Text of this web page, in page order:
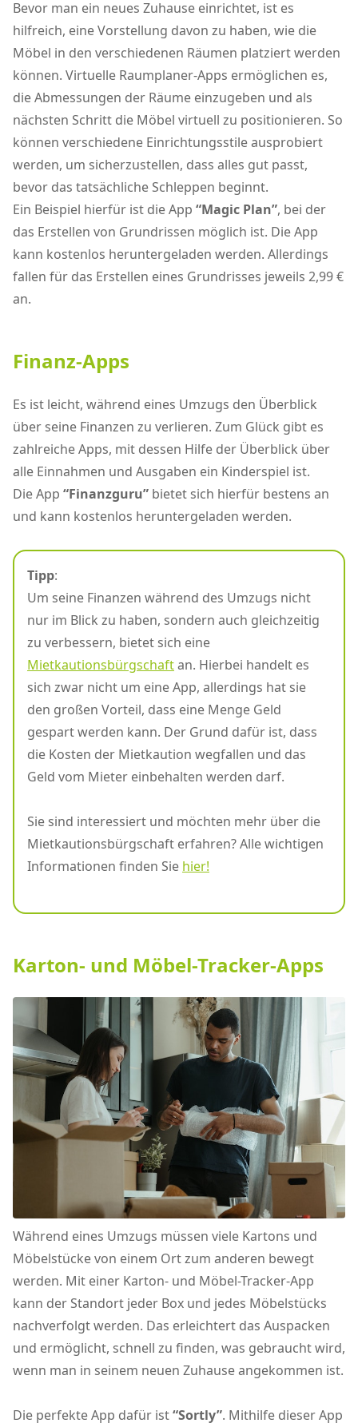
Bevor man ein neues Zuhause einrichtet, ist es
hilfreich, eine Vorstellung davon zu haben, wie die
Möbel in den verschiedenen Räumen platziert werden
können. Virtuelle Raumplaner-Apps ermöglichen es,
die Abmessungen der Räume einzugeben und als
nächsten Schritt die Möbel virtuell zu positionieren. So
können verschiedene Einrichtungsstile ausprobiert
werden, um sicherzustellen, dass alles gut passt,
bevor das tatsächliche Schleppen beginnt.
Ein Beispiel hierfür ist die App “Magic Plan”, bei der
das Erstellen von Grundrissen möglich ist. Die App
kann kostenlos heruntergeladen werden. Allerdings
fallen für das Erstellen eines Grundrisses jeweils 2,99 €
an.
Finanz-Apps
Es ist leicht, während eines Umzugs den Überblick
über seine Finanzen zu verlieren. Zum Glück gibt es
zahlreiche Apps, mit dessen Hilfe der Überblick über
alle Einnahmen und Ausgaben ein Kinderspiel ist.
Die App “Finanzguru” bietet sich hierfür bestens an
und kann kostenlos heruntergeladen werden.
Tipp:
Um seine Finanzen während des Umzugs nicht
nur im Blick zu haben, sondern auch gleichzeitig
zu verbessern, bietet sich eine
Mietkautionsbürgschaftan. Hierbei handelt es
sich zwar nicht um eine App, allerdings hat sie
den großen Vorteil, dass eine Menge Geld
gespart werden kann. Der Grund dafür ist, dass
die Kosten der Mietkaution wegfallen und das
Geld vom Mieter einbehalten werden darf.
Sie sind interessiert und möchten mehr über die
Mietkautionsbürgschaft erfahren? Alle wichtigen
Informationen finden Sie hier!
Karton- und Möbel-Tracker-Apps
Während eines Umzugs müssen viele Kartons und
Möbelstücke von einem Ort zum anderen bewegt
werden. Mit einer Karton- und Möbel-Tracker-App
kann der Standort jeder Box und jedes Möbelstücks
nachverfolgt werden. Das erleichtert das Auspacken
und ermöglicht, schnell zu finden, was gebraucht wird,
wenn man in seinem neuen Zuhause angekommen ist.
Die perfekte App dafür ist“Sortly”. Mithilfe dieser App